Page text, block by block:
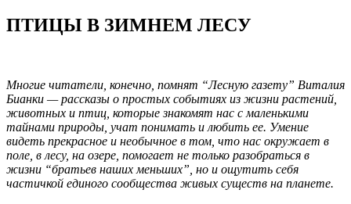
ПТИЦЫ В ЗИМНЕМ ЛЕСУ
Многие читатели, конечно, помнят “Лесную газету” Виталия
Бианки — рассказы о простых событиях из жизни растений,
животных и птиц, которые знакомят нас с маленькими
тайнами природы, учат понимать и любить ее. Умение
видеть прекрасное и необычное в том, что нас окружает в
поле, в лесу, на озере, помогает не только разобраться в
жизни “братьев наших меньших”, но и ощутить себя
частичкой единого сообщества живых существ на планете.